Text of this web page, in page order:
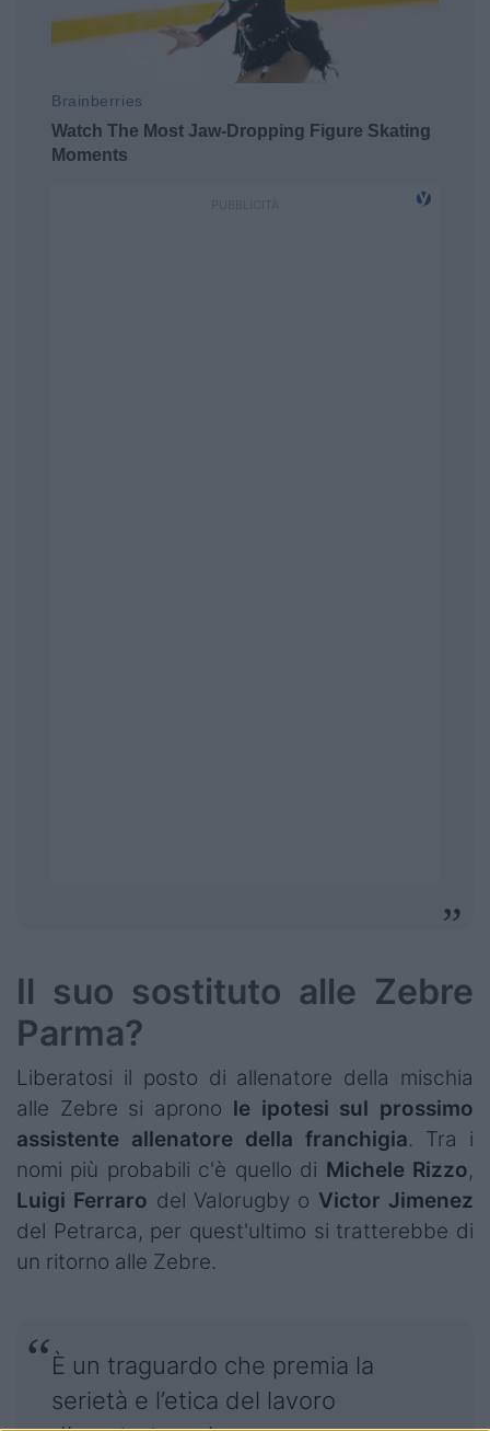
Il suo sostituto alle Zebre
Parma?
Liberatosi il posto di allenatore della mischia
alle Zebre si aprono le ipotesi sul prossimo
assistente allenatore della franchigia. Tra i
nomi più probabili c'è quello di Michele Rizzo,
Luigi Ferraro del Valorugby o Victor Jimenez
del Petrarca, per quest'ultimo si tratterebbe di
un ritorno alle Zebre.
È un traguardo che premia la
serietà e l’etica del lavoro